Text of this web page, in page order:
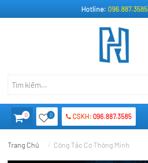
Hotline: 096.887.3585
0 0 CSKH: 096.887.3585
Trang Chủ Công Tắc Cơ Thông Minh